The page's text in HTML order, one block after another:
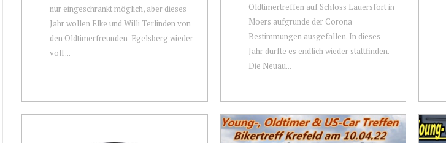
nur eingeschränkt möglich, aber dieses
Jahr wollen Elke und Willi Terlinden von
den Oldtimerfreunden-Egelsberg wieder
voll ...
Oldtimertreffen auf Schloss Lauersfort in
Moers aufgrunde der Corona
Bestimmungen ausgefallen. In dieses
Jahr durfte es endlich wieder stattfinden.
Die Neuau...